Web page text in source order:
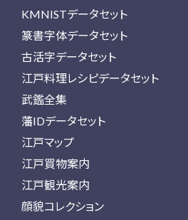
KMNISTデータセット
篆書字体データセット
古活字データセット
江戸料理レシピデータセット
武鑑全集
藩IDデータセット
江戸マップ
江戸買物案内
江戸観光案内
顔貌コレクション